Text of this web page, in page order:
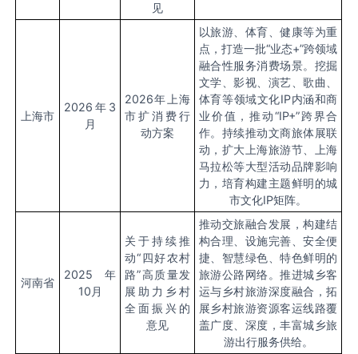
见
上海市
2026 年 3
月
2026年上海
市扩消费行
动方案
以旅游、体育、健康等为重
点，打造一批“业态+”跨领域
融合性服务消费场景。挖掘
文学、影视、演艺、歌曲、
体育等领域文化IP内涵和商
业价值，推动“IP+”跨界合
作。持续推动文商旅体展联
动，扩大上海旅游节、上海
马拉松等大型活动品牌影响
力，培育构建主题鲜明的城
市文化IP矩阵。
河南省
2025 年
10 月
关于持续推
动“四好农村
路”高质量发
展助力乡村
全面振兴的
意见
推动交旅融合发展，构建结
构合理、设施完善、安全便
捷、智慧绿色、特色鲜明的
旅游公路网络。推进城乡客
运与乡村旅游深度融合，拓
展乡村旅游资源客运线路覆
盖广度、深度，丰富城乡旅
游出行服务供给。